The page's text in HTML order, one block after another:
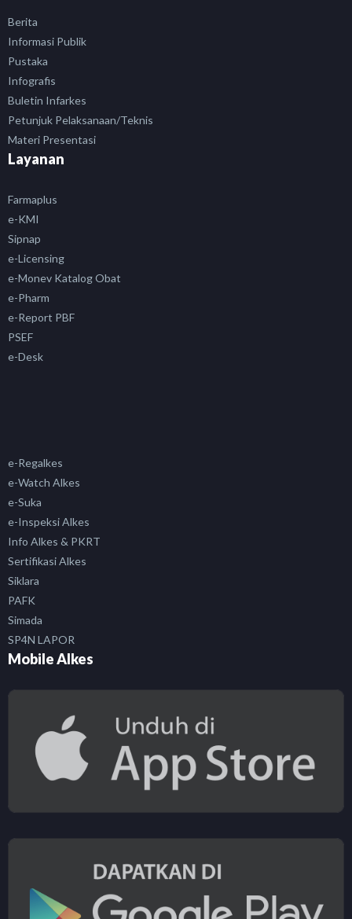
Berita
Informasi Publik
Pustaka
Infografis
Buletin Infarkes
Petunjuk Pelaksanaan/Teknis
Materi Presentasi
Layanan
Farmaplus
e-KMI
Sipnap
e-Licensing
e-Monev Katalog Obat
e-Pharm
e-Report PBF
PSEF
e-Desk
e-Regalkes
e-Watch Alkes
e-Suka
e-Inspeksi Alkes
Info Alkes & PKRT
Sertifikasi Alkes
Siklara
PAFK
Simada
SP4N LAPOR
Mobile Alkes